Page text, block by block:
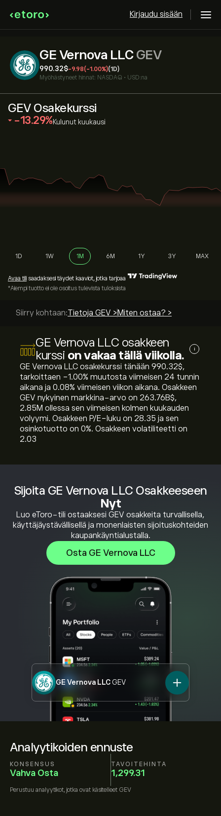
Kirjaudu sisään
GE Vernova LLC GEV
990.32‎$‎-9.98(-1.00%)(1D)
Myöhästyneet hinnat: NASDAQ • USD:na
Analyytikoiden ennuste
KONSENSUS
Vahva Osta
TAVOITEHINTA
1,299.31
Perustuu analyytikot, jotka ovat käsitelleet GEV
Sijoita GE Vernova LLC Osakkeeseen
Nyt
Luo eToro-tili ostaaksesi GEV osakkeita turvallisella,
käyttäjäystävällisellä ja monenlaisten sijoituskohteiden
kaupankäyntialustalla.
Osta GE Vernova LLC
GE Vernova LLCGEV
GEV Osakekurssi
‎-13.29‎ Kulunut kuukausi
1D 1W 1M 6M 1Y 3Y MAX
Avaa tili saadaksesi täydet kaaviot, jotka tarjoaa
*Aiempi tuotto ei ole osoitus tulevista tuloksista
Siirry kohtaan:Tietoja GEV > Miten ostaa? >
GE Vernova LLC osakkeen
kurssi on vakaa tällä viikolla. i
GE Vernova LLC osakekurssi tänään 990.32‎$‎,
tarkoittaen ‎-1.00‎% muutosta viimeisen 24 tunnin
aikana ja ‎0.08‎% viimeisen viikon aikana. Osakkeen
GEV nykyinen markkina-arvo on 263.76B‎$‎,
2.85M ollessa sen viimeisen kolmen kuukauden
volyymi. Osakkeen P/E-luku on 28.35 ja sen
osinkotuotto on 0%. Osakkeen volatiliteetti on
2.03